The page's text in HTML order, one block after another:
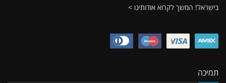
בישראל! המשך לקרוא אודותינו >
תמיכה